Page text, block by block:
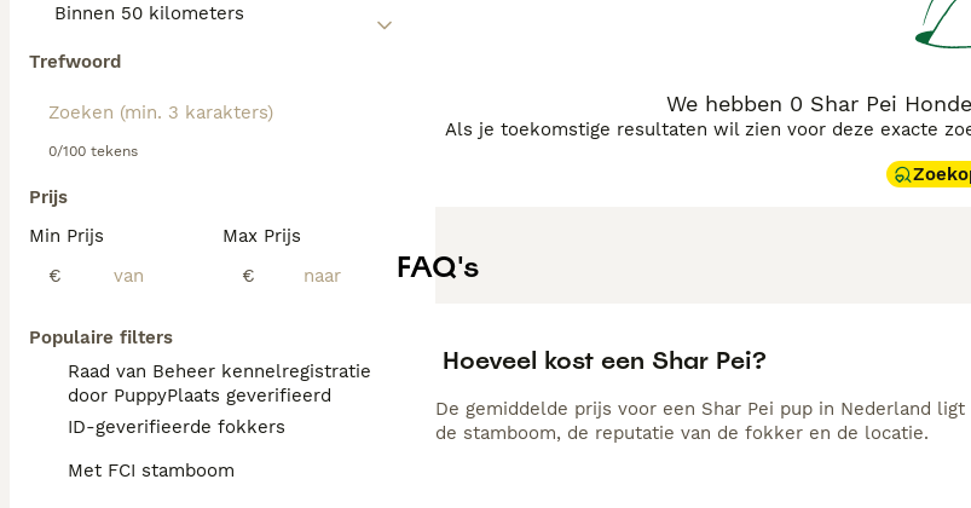
Trefwoord
0/100 tekens
Prijs
Min Prijs
€
Max Prijs
€
Populaire filters
Raad van Beheer kennelregistratie
door PuppyPlaats geverifieerd
ID-geverifieerde fokkers
Met FCI stamboom
We hebben 0 Shar Pei
Als je toekomstige resultaten wil zien voor deze exacte
FAQ's
Hoeveel kost een Shar Pei?
De gemiddelde prijs voor een Shar Pei pup in Nederland
de stamboom, de reputatie van de fokker en de locatie.